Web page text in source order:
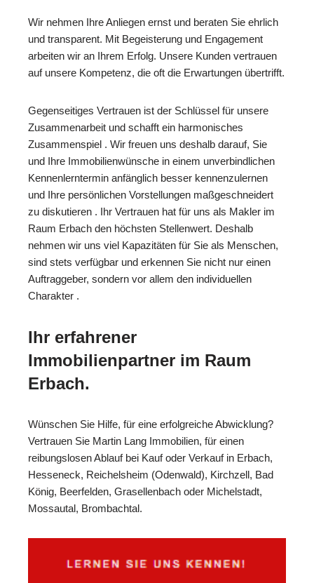
Wir nehmen Ihre Anliegen ernst und beraten Sie ehrlich
und transparent. Mit Begeisterung und Engagement
arbeiten wir an Ihrem Erfolg. Unsere Kunden vertrauen
auf unsere Kompetenz, die oft die Erwartungen übertrifft.
Gegenseitiges Vertrauen ist der Schlüssel für unsere
Zusammenarbeit und schafft ein harmonisches
Zusammenspiel . Wir freuen uns deshalb darauf, Sie
und Ihre Immobilienwünsche in einem unverbindlichen
Kennenlerntermin anfänglich besser kennenzulernen
und Ihre persönlichen Vorstellungen maßgeschneidert
zu diskutieren . Ihr Vertrauen hat für uns als Makler im
Raum Erbach den höchsten Stellenwert. Deshalb
nehmen wir uns viel Kapazitäten für Sie als Menschen,
sind stets verfügbar und erkennen Sie nicht nur einen
Auftraggeber, sondern vor allem den individuellen
Charakter .
Ihr erfahrener
Immobilienpartner im Raum
Erbach.
Wünschen Sie Hilfe, für eine erfolgreiche Abwicklung?
Vertrauen Sie Martin Lang Immobilien, für einen
reibungslosen Ablauf bei Kauf oder Verkauf in Erbach,
Hesseneck, Reichelsheim (Odenwald), Kirchzell, Bad
König, Beerfelden, Grasellenbach oder Michelstadt,
Mossautal, Brombachtal.